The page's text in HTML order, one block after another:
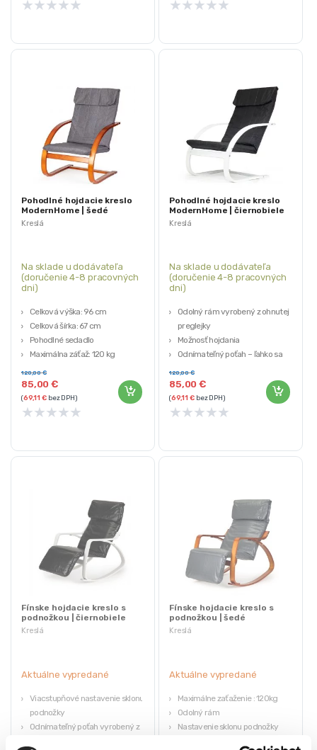
★★★★★ ★★★★★
Kreslá
Pohodlné hojdacie kreslo
ModernHome | šedé
Na sklade u dodávateľa
(doručenie 4-8 pracovných
dni)
Celková výška: 96 cm
Celková šírka: 67 cm
Pohodlné sedadlo
Maximálna záťaž: 120 kg
85,00€
120,00€
(69,11€bez DPH)
★★★★★
Kreslá
Pohodlné hojdacie kreslo
ModernHome | čiernobiele
Na sklade u dodávateľa
(doručenie 4-8 pracovných
dni)
Odolný rám vyrobený z ohnutej
preglejky
Možnosť hojdania
Odnímateľný poťah – ľahko sa
perie
Pohodlné sedadlo
85,00€
120,00€
(69,11€bez DPH)
★★★★★
Kreslá
Fínske hojdacie kreslo s
podnožkou | čiernobiele
Aktuálne vypredané
Viacstupňové nastavenie sklonu
podnožky
Odnímateľný poťah vyrobený z
Kreslá
Fínske hojdacie kreslo s
podnožkou | šedé
Aktuálne vypredané
Maximálne zaťaženie : 120kg
Odolný rám
Nastavenie sklonu podnožky